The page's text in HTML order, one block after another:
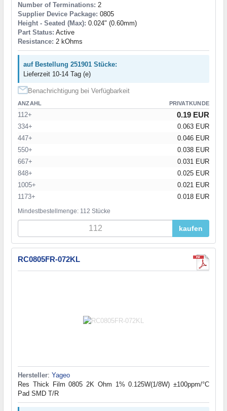
Number of Terminations: 2
Supplier Device Package: 0805
Height - Seated (Max): 0.024" (0.60mm)
Part Status: Active
Resistance: 2 kOhms
auf Bestellung 251901 Stücke:
Lieferzeit 10-14 Tag (e)
Benachrichtigung bei Verfügbarkeit
ANZAHL PRIVATKUNDE
112+ 0.19 EUR
334+
0.063 EUR
447+
0.046 EUR
550+
0.038 EUR
667+
0.031 EUR
848+
0.025 EUR
1005+
0.021 EUR
1173+
0.018 EUR
Mindestbestellmenge: 112 Stücke
kaufen
RC0805FR-072KL
Hersteller: Yageo
Res Thick Film 0805 2K Ohm 1% 0.125W(1/8W) ±100ppm/°C
Pad SMD T/R